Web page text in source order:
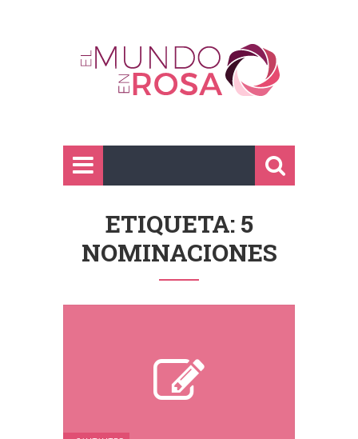
ETIQUETA: 5
NOMINACIONES